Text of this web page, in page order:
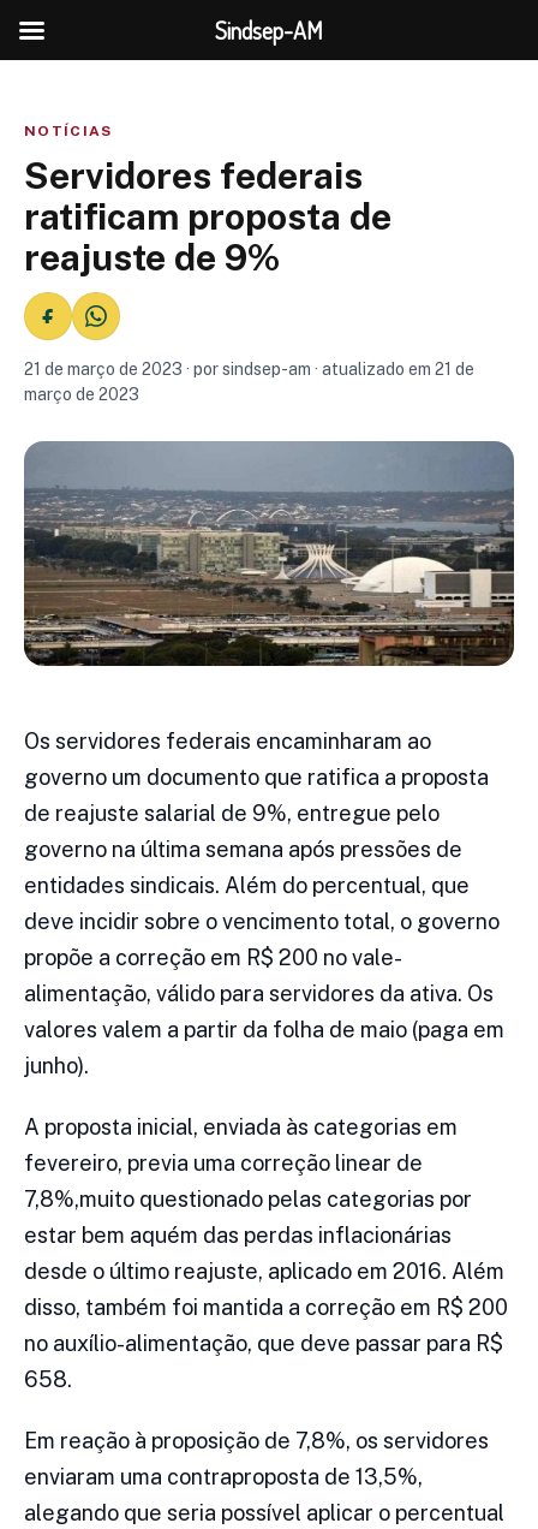
NOTÍCIAS
Servidores federais
ratificam proposta de
reajuste de 9%
21 de março de 2023 · por sindsep-am · atualizado em 21 de
março de 2023
Os servidores federais encaminharam ao
governo um documento que ratifica a proposta
de reajuste salarial de 9%, entregue pelo
governo na última semana após pressões de
entidades sindicais. Além do percentual, que
deve incidir sobre o vencimento total, o governo
propõe a correção em R$ 200 no vale-
alimentação, válido para servidores da ativa. Os
valores valem a partir da folha de maio (paga em
junho).
A proposta inicial, enviada às categorias em
fevereiro, previa uma correção linear de
7,8%,muito questionado pelas categorias por
estar bem aquém das perdas inflacionárias
desde o último reajuste, aplicado em 2016. Além
disso, também foi mantida a correção em R$ 200
no auxílio-alimentação, que deve passar para R$
658.
Em reação à proposição de 7,8%, os servidores
enviaram uma contraproposta de 13,5%,
alegando que seria possível aplicar o percentual
Sindsep-AM